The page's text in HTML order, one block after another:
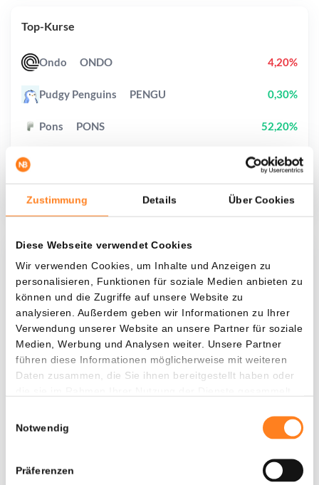
Zustimmung Details Über Cookies
Diese Webseite verwendet Cookies
Wir verwenden Cookies, um Inhalte und Anzeigen zu
personalisieren, Funktionen für soziale Medien anbieten zu
können und die Zugriffe auf unsere Website zu
analysieren. Außerdem geben wir Informationen zu Ihrer
Verwendung unserer Website an unsere Partner für soziale
Medien, Werbung und Analysen weiter. Unsere Partner
führen diese Informationen möglicherweise mit weiteren
Daten zusammen, die Sie ihnen bereitgestellt haben oder
Notwendig
Präferenzen
Was, wenn ich...?
Zie hoeveel waarde je vandaag zou hebben als
je dollar-cost averaging had toegepast op
verschillende cryptocurrencies.
Hätte investiert In
$
Top-Kurse
Ondo ONDO 4,20%
Pudgy Penguins PENGU 0,30%
Pons PONS 52,20%
8,40%